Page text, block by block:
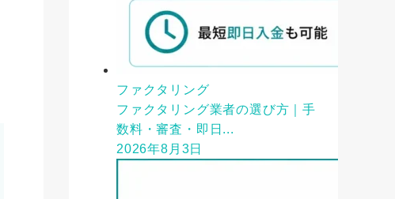
ファクタリング
ファクタリング業者の選び方｜手
数料・審査・即日...
2026年8月3日